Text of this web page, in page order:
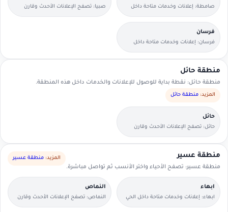
صامطة: إعلانات وخدمات متاحة داخل
الحي مع وسائل تواصل مباشرة.
صبيا: تصفح الإعلانات الأحدث وقارن
التفاصيل بسرعة.
فرسان
فرسان: إعلانات وخدمات متاحة داخل
الحي مع وسائل تواصل مباشرة.
منطقة حائل
منطقة حائل: نقطة بداية للوصول للإعلانات والخدمات داخل هذه المنطقة.
المزيد: منطقة حائل
حائل
حائل: تصفح الإعلانات الأحدث وقارن
التفاصيل بسرعة.
منطقة عسير
منطقة عسير: تصفح الأحياء واختر الأنسب ثم تواصل مباشرة.
المزيد: منطقة عسير
ابهاء
ابهاء: إعلانات وخدمات متاحة داخل الحي
مع وسائل تواصل مباشرة.
النماص
النماص: تصفح الإعلانات الأحدث وقارن
التفاصيل بسرعة.